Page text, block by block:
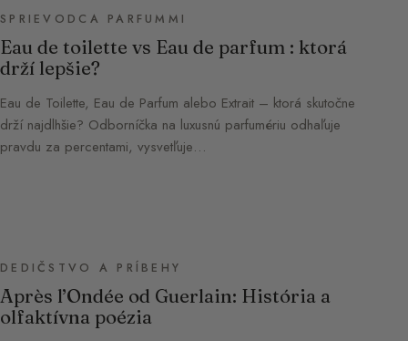
SPRIEVODCA PARFUMMI
Eau de toilette vs Eau de parfum : ktorá
drží lepšie?
Eau de Toilette, Eau de Parfum alebo Extrait – ktorá skutočne
drží najdlhšie? Odborníčka na luxusnú parfumériu odhaľuje
pravdu za percentami, vysvetľuje…
DEDIČSTVO A PRÍBEHY
Après l’Ondée od Guerlain: História a
olfaktívna poézia